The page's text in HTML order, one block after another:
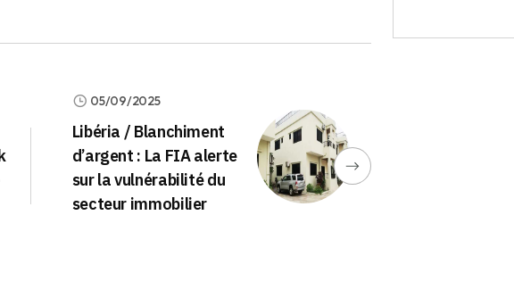
05/09/2025
Libéria / Blanchiment
d’argent : La FIA alerte
sur la vulnérabilité du
secteur immobilier